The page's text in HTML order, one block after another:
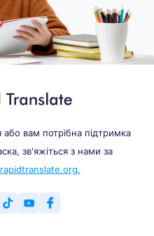
вам потрібна підтримка
зв'яжіться з нами за